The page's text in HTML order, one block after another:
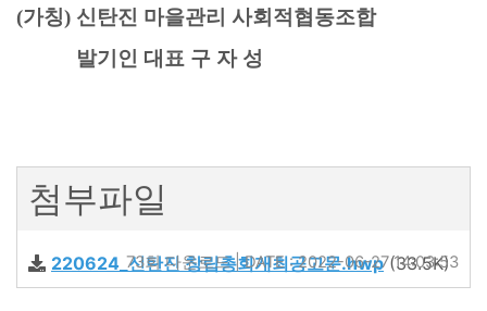
(가칭) 신탄진 마을관리 사회적협동조합
발기인 대표 구 자 성
첨부파일
220624_신탄진 창립총회개최공고문.hwp(33.5K)
73회 다운로드 | DATE : 2022-06-27 14:03:53